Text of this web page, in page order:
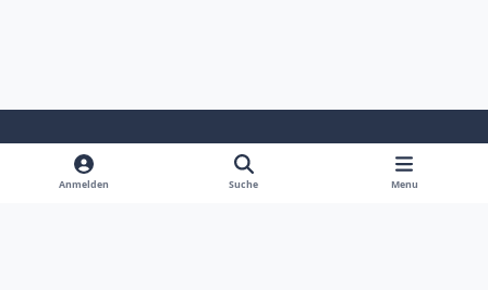
Heller ModusDunkler Modus
Systemeinstellung
Anmelden Suche Menu